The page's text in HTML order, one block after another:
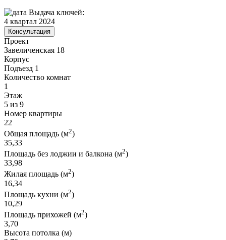
Выдача ключей:
4 квартал 2024
Консультация
Проект
Завеличенская 18
Корпус
Подъезд 1
Количество комнат
1
Этаж
5 из 9
Номер квартиры
22
Общая площадь (м2)
35,33
Площадь без лоджии и балкона (м2)
33,98
Жилая площадь (м2)
16,34
Площадь кухни (м2)
10,29
Площадь прихожей (м2)
3,70
Высота потолка (м)